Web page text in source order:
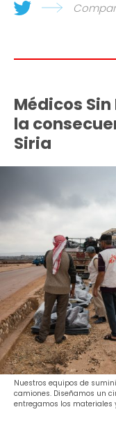
Médicos
la
Siria
Nuestros equipos de
camiones. Diseñamos un
entregamos los materiales